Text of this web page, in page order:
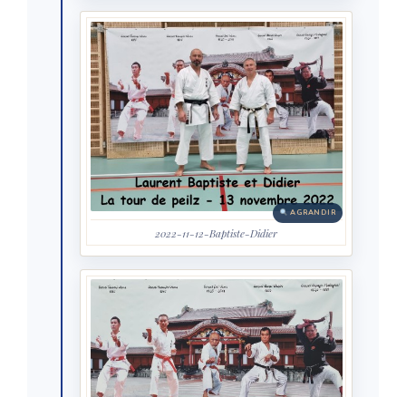
AGRANDIR
2022-11-12-Baptiste-Didier